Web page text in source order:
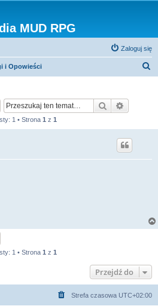
MUD RPG
Zaloguj się
i Opowieści
Szukaj
1 • Strona 1 z 1
1 • Strona 1 z 1
Przejdź do
Strefa czasowa UTC+02:00